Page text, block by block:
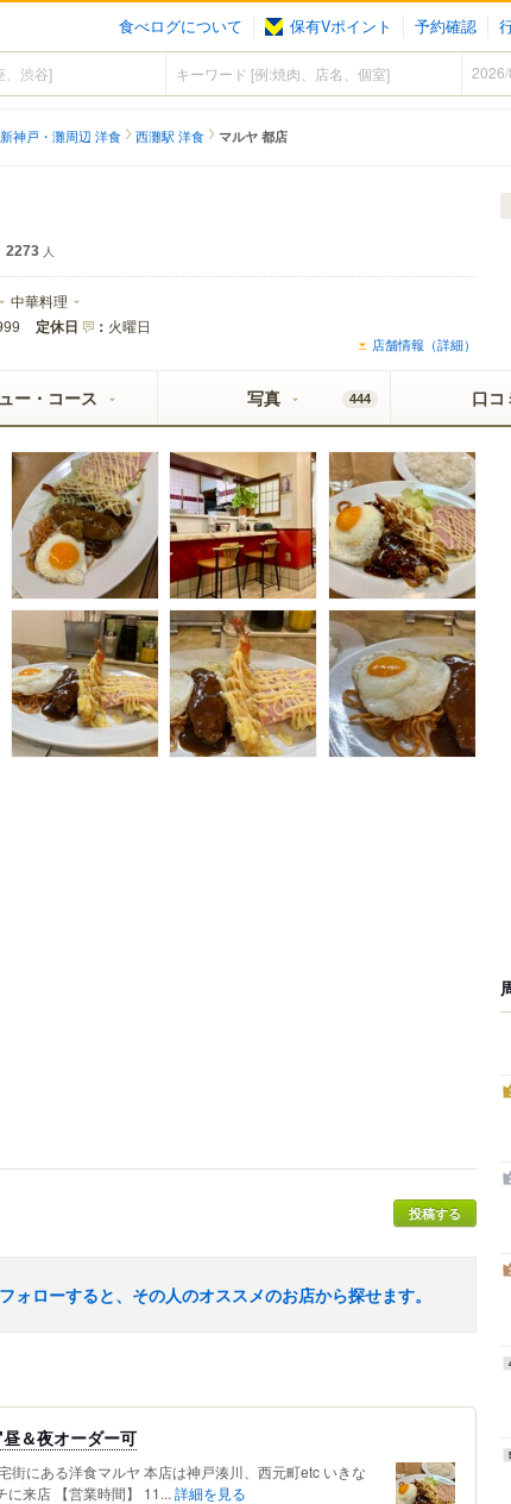
食べログについて 保有Vポイント 予約確認
神戸・灘周辺 洋食 西灘駅 洋食 マルヤ 都店
2273 人
中華料理
定休日 ： 火曜日
店舗情報（詳細）
ー・コース 写真 444 口コ
投稿する
ォローすると、その人のオススメのお店から探せます。
＆夜オーダー可
街にある洋食マルヤ 本店は神戸湊川、西元町etc いきな
に来店 【営業時間】 11... 詳細を見る
1